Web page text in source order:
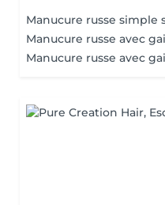
Manucure russe simple
Manucure russe avec
Manucure russe avec